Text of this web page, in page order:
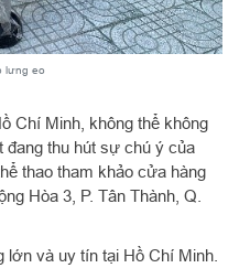
lưng eo
Chí Minh, không thể không
đang thu hút sự chú ý của
thao tham khảo cửa hàng
Hòa 3, P. Tân Thành, Q.
và uy tín tại Hồ Chí Minh.